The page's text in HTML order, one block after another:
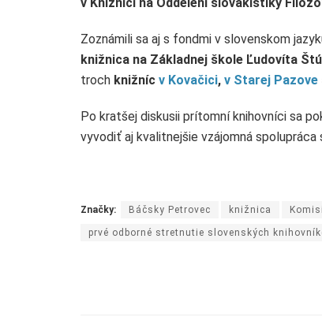
Zoznámili sa aj s fondmi v slovenskom
knižnica na Základnej škole Ľudovíta
troch knižníc v Kovačici, v Starej Pazove
Po kratšej diskusii prítomní knihovníci sa
vyvodiť aj kvalitnejšie vzájomná
Značky: Báčsky Petrovec knižnica
prvé odborné stretnutie slovenských